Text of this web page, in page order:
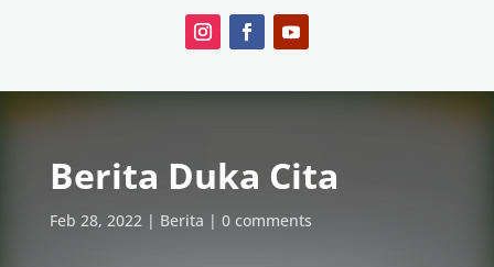
Berita Duka Cita
Feb 28, 2022 Berita 0 comments